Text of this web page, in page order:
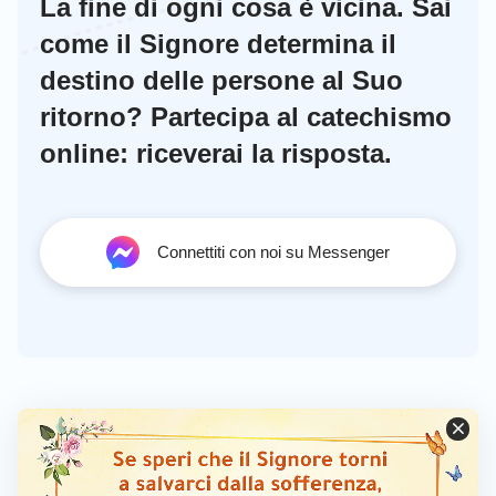
Dio. Oggi Dio Onnipotente è venuto per esprimere
la verità e ha rivelato questo mistero, quindi, per
prima cosa leggiamo un passaggio della parola di
Dio Onnipotente”.
Egli aprì un sito web e trovò un passaggio della
La fine di ogni cosa è vicina. Sai
come il Signore determina il
destino delle persone al Suo
ritorno? Partecipa al catechismo
online: riceverai la risposta.
Connettiti con noi su Messenger